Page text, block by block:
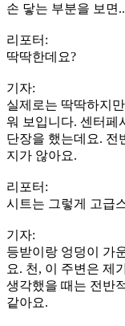
손 닿는 부분을 보면
리포터:
딱딱한데요?
기자:
실제로는 딱딱하지
워 보입니다. 센터페
단장을 했는데요. 전
지가 않아요.
리포터:
시트는 그렇게 고급
기자:
등받이랑 엉덩이 가
요. 천, 이 주변은 제
생각했을 때는 전반
같아요.